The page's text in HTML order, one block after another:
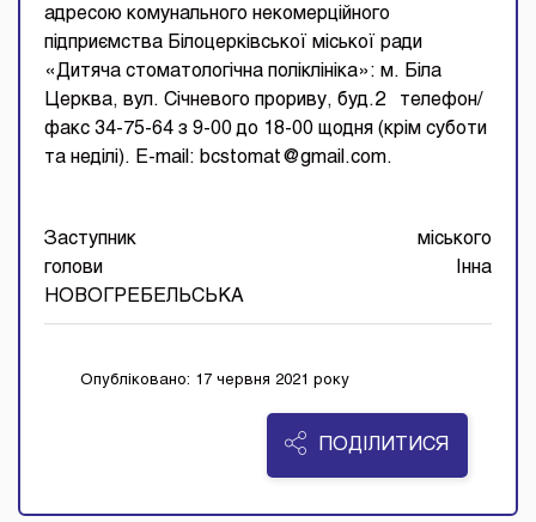
адресою комунального некомерційного
підприємства Білоцерківської міської ради
«Дитяча стоматологічна поліклініка»: м. Біла
Церква, вул. Січневого прориву, буд.2 телефон/
факс 34-75-64 з 9-00 до 18-00 щодня (крім суботи
та неділі). E-mail: bcstomat@gmail.com.
Заступник міського
голови Інна
НОВОГРЕБЕЛЬСЬКА
Опубліковано: 17 червня 2021 року
ПОДІЛИТИСЯ